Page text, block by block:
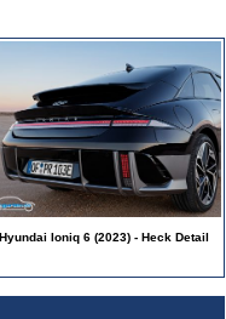
Hyundai Ioniq 6 (2023) - Heck Detail